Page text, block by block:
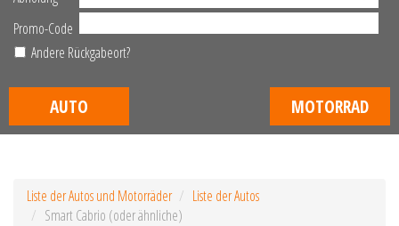
Promo-Code
Andere Rückgabeort?
AUTO MOTORRAD
Liste der Autos und Motorräder
Liste der Autos
Smart Cabrio (oder ähnliche)